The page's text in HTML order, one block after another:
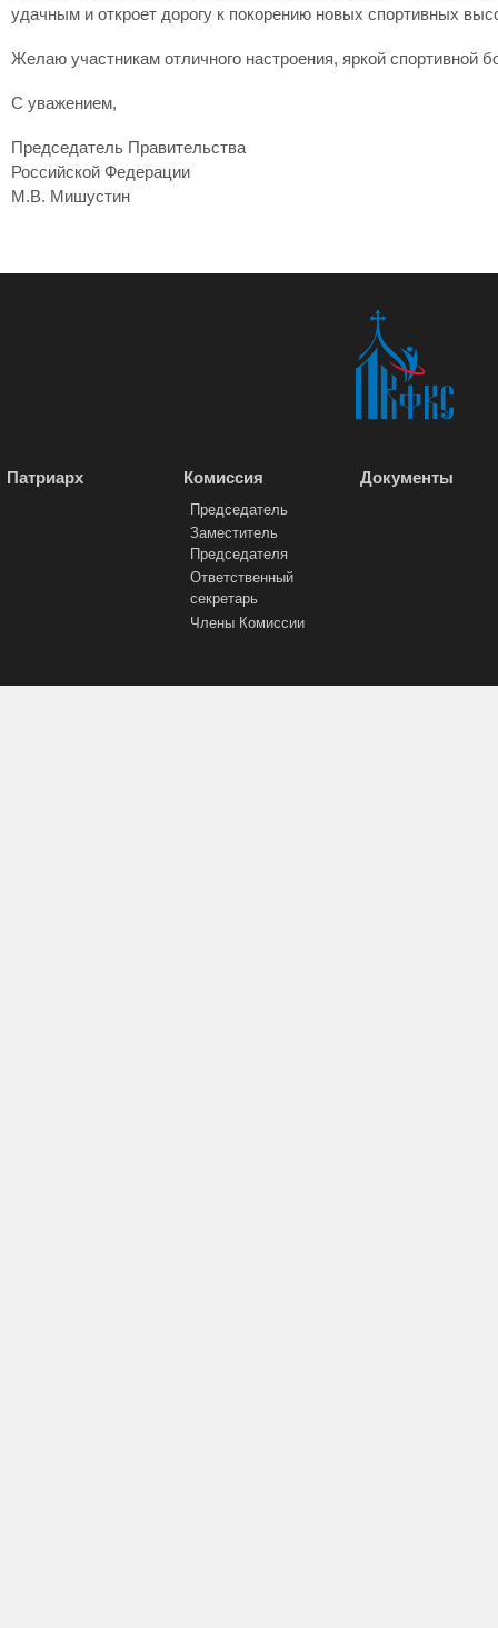
удачным и откроет дорогу к покорению новых спортивных
Желаю участникам отличного настроения, яркой спортивной
С уважением,
Председатель Правительства
Российской Федерации
М.В. Мишустин
Патриарх Комиссия
Председатель
Заместитель
Председателя
Ответственный
секретарь
Члены Комиссии
Документы